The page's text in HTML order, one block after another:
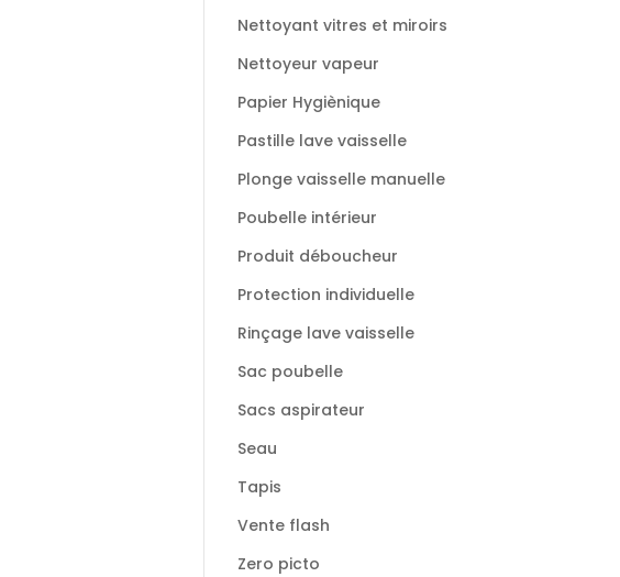
Nettoyant vitres et miroirs
Nettoyeur vapeur
Papier Hygiènique
Pastille lave vaisselle
Plonge vaisselle manuelle
Poubelle intérieur
Produit déboucheur
Protection individuelle
Rinçage lave vaisselle
Sac poubelle
Sacs aspirateur
Seau
Tapis
Vente flash
Zero picto